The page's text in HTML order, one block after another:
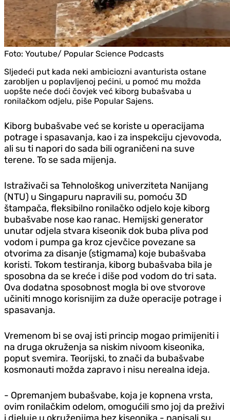
Foto: Youtube/ Popular Science Podcasts
Sljedeći put kada neki ambiciozni avanturista ostane
zarobljen u poplavljenoj pećini, u pomoć mu možda
uopšte neće doći čovjek već kiborg bubašvaba u
ronilačkom odjelu, piše Popular Sajens.
Kiborg bubašvabe već se koriste u operacijama
potrage i spasavanja, kao i za inspekciju cjevovoda,
ali su ti napori do sada bili ograničeni na suve
terene. To se sada mijenja.
Istraživači sa Tehnološkog univerziteta Nanijang
(NTU) u Singapuru napravili su, pomoću 3D
štampača, fleksibilno ronilačko odjelo koje kiborg
bubašvabe nose kao ranac. Hemijski generator
unutar odjela stvara kiseonik dok buba pliva pod
vodom i pumpa ga kroz cjevčice povezane sa
otvorima za disanje (stigmama) koje bubašvaba
koristi. Tokom testiranja, kiborg bubašvaba bila je
sposobna da se kreće i diše pod vodom do tri sata.
Ova dodatna sposobnost mogla bi ove stvorove
učiniti mnogo korisnijim za duže operacije potrage i
spasavanja.
Vremenom bi se ovaj isti princip mogao primijeniti i
na druga okruženja sa niskim nivoom kiseonika,
poput svemira. Teorijski, to znači da bubašvabe
kosmonauti možda zapravo i nisu nerealna ideja.
- Opremanjem bubašvabe, koja je kopnena vrsta,
ovim ronilačkim odelom, omogućili smo joj da preživi